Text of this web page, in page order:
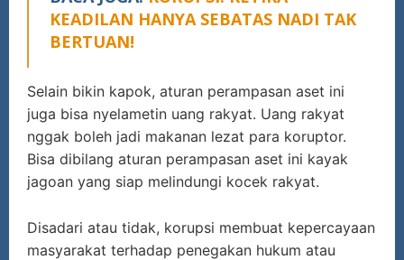
KEADILAN HANYA SEBATAS NADI TAK
BERTUAN!
Selain bikin kapok, aturan perampasan aset ini
juga bisa nyelametin uang rakyat. Uang rakyat
nggak boleh jadi makanan lezat para koruptor.
Bisa dibilang aturan perampasan aset ini kayak
jagoan yang siap melindungi kocek rakyat.
Disadari atau tidak, korupsi membuat kepercayaan
masyarakat terhadap penegakan hukum atau